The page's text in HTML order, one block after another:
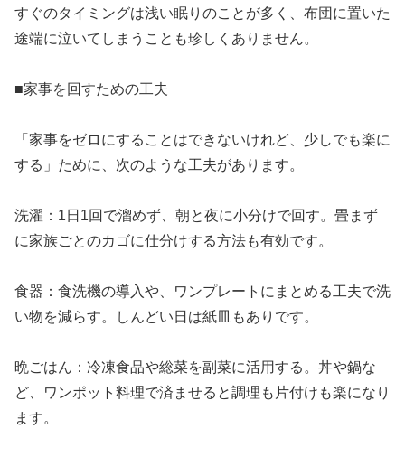
すぐのタイミングは浅い眠りのことが多く、布団に置いた
途端に泣いてしまうことも珍しくありません。
■家事を回すための工夫
「家事をゼロにすることはできないけれど、少しでも楽に
する」ために、次のような工夫があります。
洗濯：1日1回で溜めず、朝と夜に小分けで回す。畳まず
に家族ごとのカゴに仕分けする方法も有効です。
食器：食洗機の導入や、ワンプレートにまとめる工夫で洗
い物を減らす。しんどい日は紙皿もありです。
晩ごはん：冷凍食品や総菜を副菜に活用する。丼や鍋な
ど、ワンポット料理で済ませると調理も片付けも楽になり
ます。